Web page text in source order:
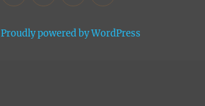
Proudly powered by WordPress